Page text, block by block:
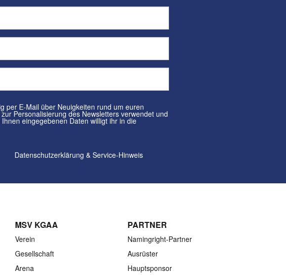
Datenschutzerklärung & Service-Hinweis
MSV KGAA
Verein
Gesellschaft
Arena
PARTNER
Namingright-Partner
Ausrüster
Hauptsponsor